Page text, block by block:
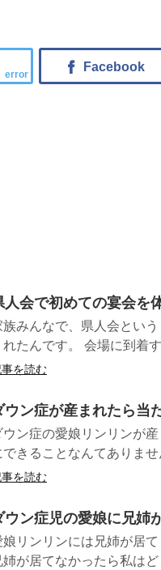
error
人会で初めての宴会を
族みんなで、県人会とい
れたんです。 会場に到着
を読む
ウン症が産まれたら当
ウン症の愛娘リンリンが
できることなんてありま
を読む
ウン症児の愛娘に兄姉
娘リンリンには兄姉が居
姉が居てなかったら私は